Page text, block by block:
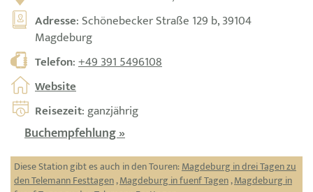
Adresse: Schönebecker Straße 129 b, 39104
Magdeburg
Telefon:+49 391 5496108
Website
Reisezeit: ganzjährig
Buchempfehlung »
Diese Station gibt es auch in den Touren:Magdeburg in drei Tagen zu
den Telemann Festtagen,Magdeburg in fuenf Tagen,Magdeburg in